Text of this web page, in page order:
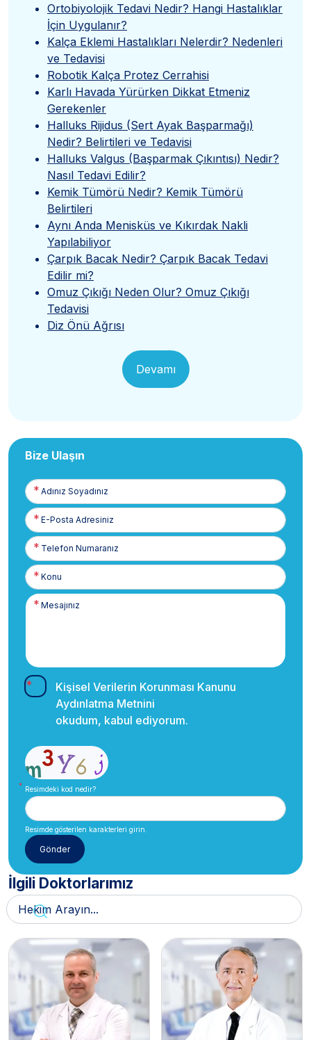
Ortobiyolojik Tedavi Nedir? Hangi Hastalıklar
İçin Uygulanır?
Kalça Eklemi Hastalıkları Nelerdir? Nedenleri
ve Tedavisi
Robotik Kalça Protez Cerrahisi
Karlı Havada Yürürken Dikkat Etmeniz
Gerekenler
Halluks Rijidus (Sert Ayak Başparmağı)
Nedir? Belirtileri ve Tedavisi
Halluks Valgus (Başparmak Çıkıntısı) Nedir?
Nasıl Tedavi Edilir?
Kemik Tümörü Nedir? Kemik Tümörü
Belirtileri
Aynı Anda Menisküs ve Kıkırdak Nakli
Yapılabiliyor
Çarpık Bacak Nedir? Çarpık Bacak Tedavi
Edilir mi?
Omuz Çıkığı Neden Olur? Omuz Çıkığı
Tedavisi
Diz Önü Ağrısı
Devamı
Bize Ulaşın
Adınız
Soyadınız
E-
Posta
Telefon
Numaranız
Kişisel Verilerin Korunması Kanunu
Aydınlatma Metnini
okudum, kabul ediyorum.
Resimdeki kod nedir?
Resimde gösterilen karakterleri girin.
İlgili Doktorlarımız